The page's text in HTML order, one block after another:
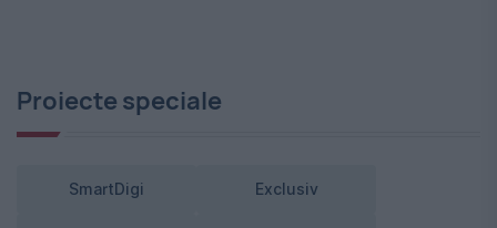
Proiecte speciale
SmartDigi Exclusiv